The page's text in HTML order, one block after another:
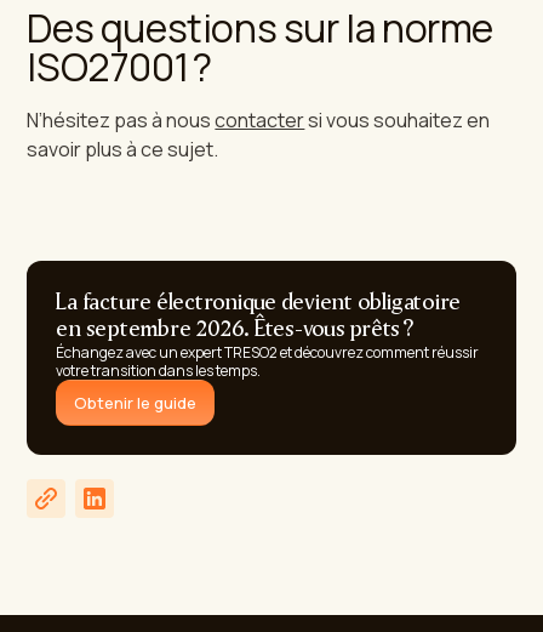
Des questions sur la norme
ISO27001 ?
N’hésitez pas à nouscontactersi vous souhaitez en
savoir plus à ce sujet.
La facture électronique devient obligatoire
en septembre 2026. Êtes-vous prêts ?
Échangez avec un expert TRESO2 et découvrez comment réussir
votre transition dans les temps.
Obtenir le guide